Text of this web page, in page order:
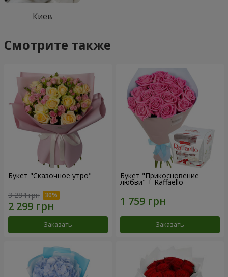
Киев
Смотрите также
Букет "Сказочное утро"
3 284 грн
Заказать
Букет "Прикосновение
любви" + Raffaello
Заказать